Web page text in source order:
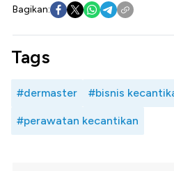
Bagikan:
Tags
#dermaster #bisnis
#perawatan kecantikan